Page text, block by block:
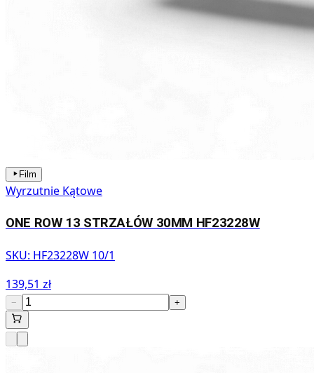
Film
Wyrzutnie Kątowe
ONE ROW 13 STRZAŁÓW 30MM HF23228W
SKU: HF23228W 10/1
139,51 zł
− +